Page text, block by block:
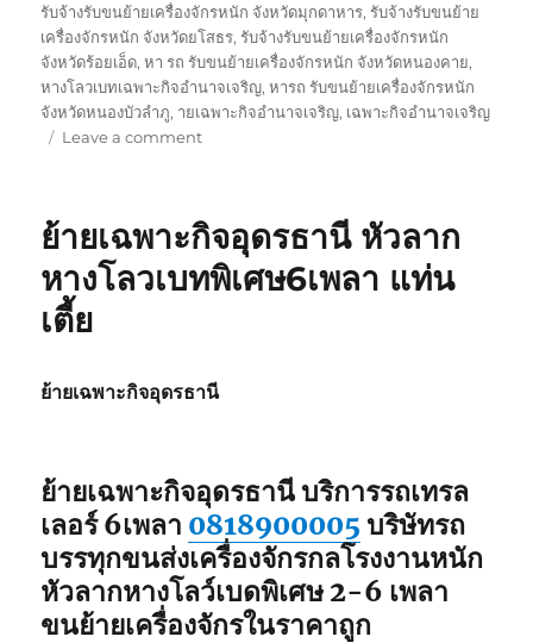
รับจ้างรับขนย้ายเครื่องจักรหนัก จังหวัดมุกดาหาร,รับจ้างรับขนย้าย
เครื่องจักรหนัก จังหวัดยโสธร,รับจ้างรับขนย้ายเครื่องจักรหนัก
จังหวัดร้อยเอ็ด,หา รถ รับขนย้ายเครื่องจักรหนัก จังหวัดหนองคาย,
หางโลวเบทเฉพาะกิจอำนาจเจริญ,หารถ รับขนย้ายเครื่องจักรหนัก
จังหวัดหนองบัวลำภู, ายเฉพาะกิจอำนาจเจริญ, เฉพาะกิจอำนาจเจริญ
Leave a commenton
อำนาจเจริญ
หัว
ลาก
แท่น
ย้ายเฉพาะกิจอุดรธานี หัวลาก
หางโลวเบทพิเศษ6เพลา แท่น
เตี้ย
ย้ายเฉพาะกิจอุดรธานี
ย้ายเฉพาะกิจอุดรธานีบริการรถเทรล
เลอร์ 6เพลา 0818900005 บริษัทรถ
บรรทุกขนส่งเครื่องจักรกลโรงงานหนัก
หัวลากหางโลว์เบดพิเศษ 2-6 เพลา
ขนย้ายเครื่องจักรในราคาถูก